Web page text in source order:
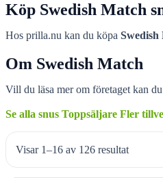
Köp Swedish Match
Hos prilla.nu kan du köpa Swedish
Om Swedish Match
Vill du läsa mer om företaget kan
Se alla snus Toppsäljare Fler
Visar 1–16 av 126 resultat